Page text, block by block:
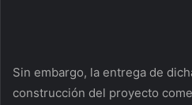
Sin embargo, la entrega de
construcción del proyecto